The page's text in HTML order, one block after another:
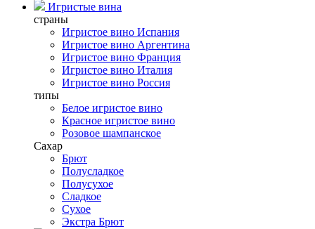
Игристые вина
страны
Игристое вино Испания
Игристое вино Аргентина
Игристое вино Франция
Игристое вино Италия
Игристое вино Россия
типы
Белое игристое вино
Красное игристое вино
Розовое шампанское
Сахар
Брют
Полусладкое
Полусухое
Сладкое
Сухое
Экстра Брют